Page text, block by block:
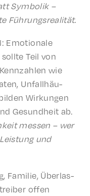
Symbo­l­ik –
Führungsrealität.
Emotionale
Teil von
wie
Unfall­häu­
Wirkun­gen
Gesund­heit ab.
messen – wer
und
Fami­lie, Über­las­
offen